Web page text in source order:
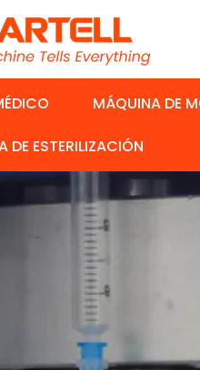
MÁQUINA DE
DE ESTERILIZACIÓN